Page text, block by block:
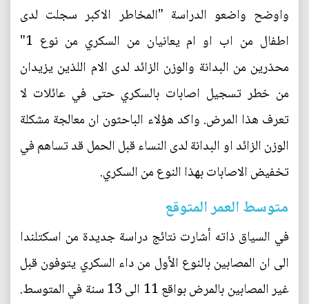
واوضح واضعو الدراسة "المخاطر الاكبر سجلت لدى
اطفال من اب او ام يعانيان من السكري من نوع 1"
محذرين من البدانة والوزن الزائد لدى الام اللذين يزيدان
من خطر تسجيل اصابات بالسكري حتى في عائلات لا
تعرف هذا المرض. واكد هؤلاء الباحثون ان معالجة مشكلة
الوزن الزائد او البدانة لدى النساء قبل الحمل قد تساهم في
تخفيض الاصابات بهذا النوع من السكري.
متوسط العمر المتوقع
في السياق ذاته أشارت نتائج دراسة جديدة من اسكتلندا
الى ان المصابين بالنوع الأول من داء السكري يتوفون قبل
غير المصابين بالمرض بواقع 11 الى 13 سنة في المتوسط.